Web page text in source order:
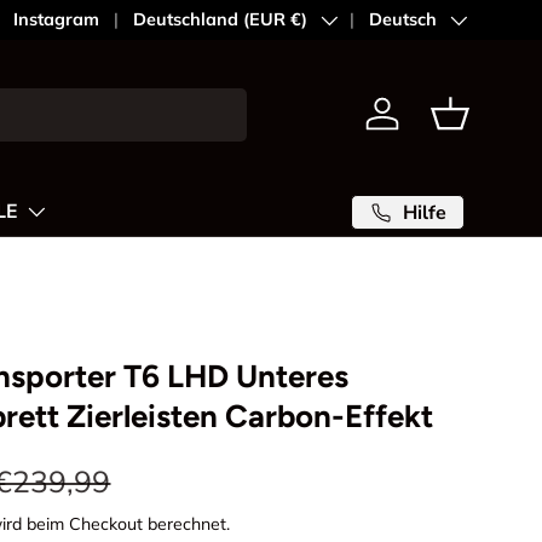
Instagram Land/Region
Deutschland (EUR €) SpracheDeutsch
Einloggen
Hilfe
T6 LHD Unteres
Zierleisten Carbon-Effekt
beim Checkout berechnet.